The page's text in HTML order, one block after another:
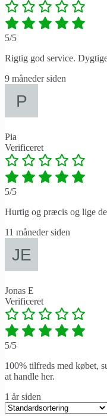
5/5
Rigtig god service.
9 måneder siden
Pia
Verificeret
5/5
Hurtig og præcis og lige
11 måneder siden
Jonas E
Verificeret
5/5
100% tilfreds med købet,
at handle her.
1 år siden